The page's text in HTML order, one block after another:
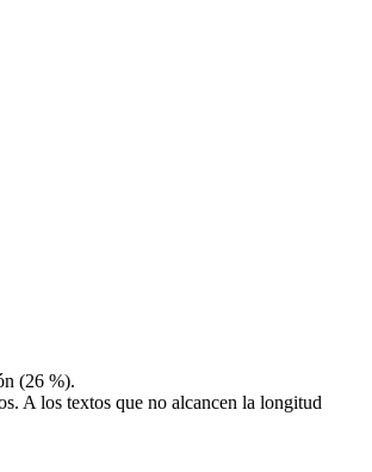
(26 %).
A los textos que no alcancen la longitud